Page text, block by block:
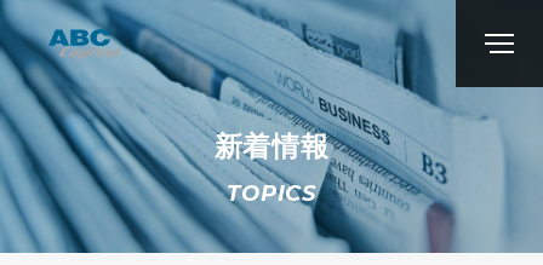
新着情報
TOPICS